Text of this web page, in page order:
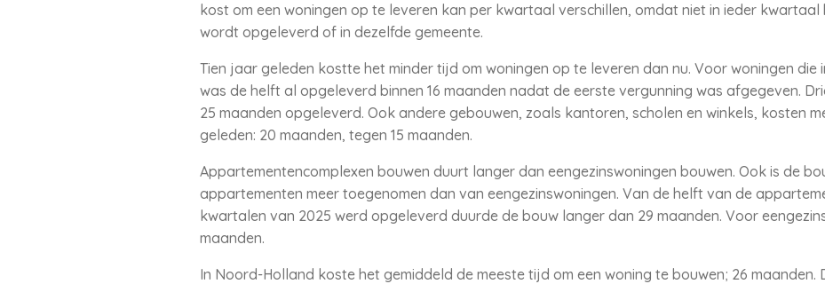
kost om een woningen op te leveren kan per kwartaal verschillen, omdat niet in ieder
wordt opgeleverd of in dezelfde gemeente.
Tien jaar geleden kostte het minder tijd om woningen op te leveren dan nu. Voor woningen die
was de helft al opgeleverd binnen 16 maanden nadat de eerste vergunning was afgegeven.
25 maanden opgeleverd. Ook andere gebouwen, zoals kantoren, scholen en winkels, kosten
geleden: 20 maanden, tegen 15 maanden.
Appartementencomplexen bouwen duurt langer dan eengezinswoningen bouwen. Ook is de
appartementen meer toegenomen dan van eengezinswoningen. Van de helft van de
kwartalen van 2025 werd opgeleverd duurde de bouw langer dan 29 maanden. Voor
maanden.
In Noord-Holland koste het gemiddeld de meeste tijd om een woning te bouwen; 26 maanden.